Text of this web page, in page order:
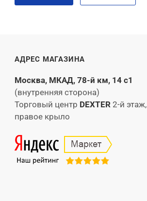
АДРЕС МАГАЗИНА
Москва, МКАД, 78-й км, 14 с1
(внутренняя сторона)
Торговый центр DEXTER 2-й этаж,
правое крыло